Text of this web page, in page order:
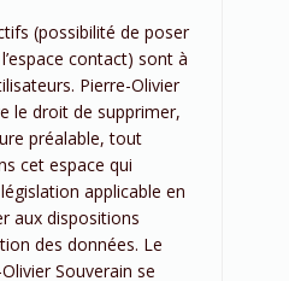
(possibilité de poser
contact) sont à
Pierre-Olivier
le droit de supprimer,
préalable, tout
cet espace qui
applicable en
aux dispositions
des données. Le
Souverain se